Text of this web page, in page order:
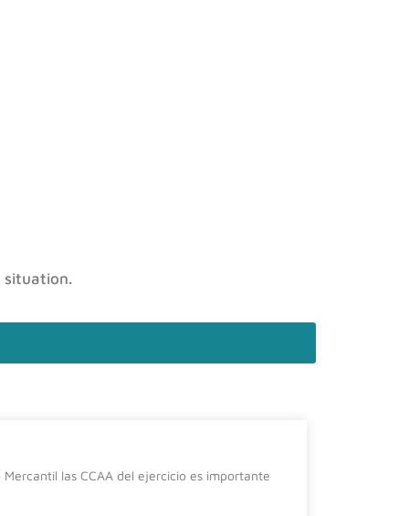
situation.
las CCAA del ejercicio es importante